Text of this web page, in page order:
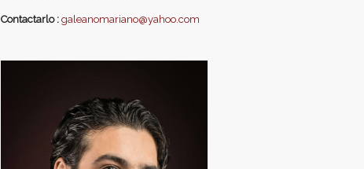
Contactarlo : galeanomariano@yahoo.com